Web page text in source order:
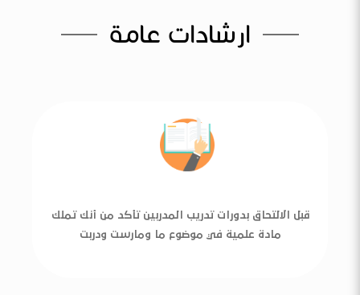
ارشادات عامة
قبل الالتحاق بدورات تدريب المدربين تأكد من أنك تملك
مادة علمية في موضوع ما ومارست ودربت